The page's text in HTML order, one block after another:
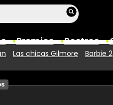
Premios Rostros
Las chicas Gilmore Barbie 2